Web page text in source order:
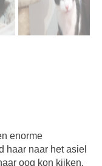
enorme
haar naar het asiel
oog kon kijken.